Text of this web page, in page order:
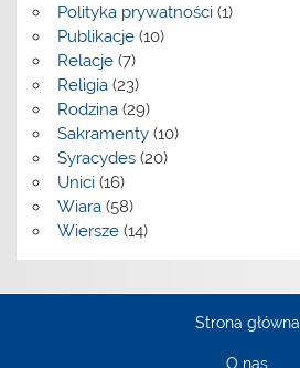
Polityka prywatności(1)
Publikacje(10)
Relacje(7)
Religia(23)
Rodzina(29)
Sakramenty(10)
Syracydes(20)
Unici(16)
Wiara(58)
Wiersze(14)
Strona główna
O nas